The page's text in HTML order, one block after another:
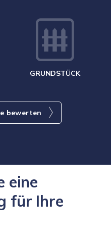
GRUNDSTÜCK
bewerten
eine
für Ihre